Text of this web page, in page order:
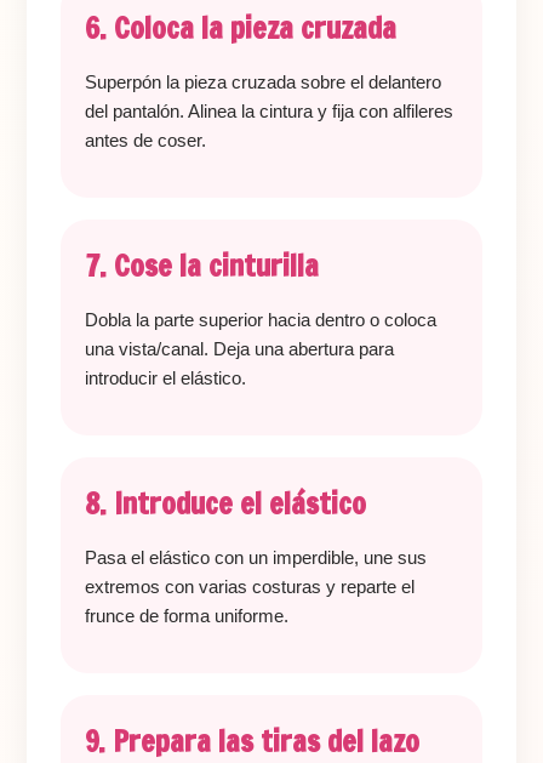
6. Coloca la pieza cruzada
Superpón la pieza cruzada sobre el delantero
del pantalón. Alinea la cintura y fija con alfileres
antes de coser.
7. Cose la cinturilla
Dobla la parte superior hacia dentro o coloca
una vista/canal. Deja una abertura para
introducir el elástico.
8. Introduce el elástico
Pasa el elástico con un imperdible, une sus
extremos con varias costuras y reparte el
frunce de forma uniforme.
9. Prepara las tiras del lazo